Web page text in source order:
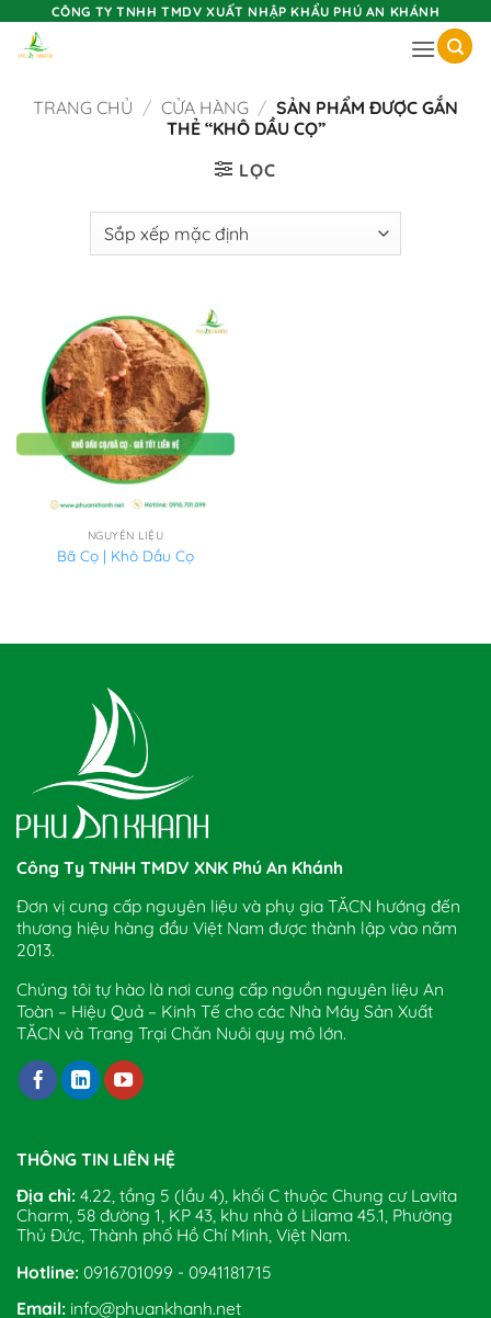
CÔNG TY TNHH TMDV XUẤT NHẬP KHẨU PHÚ AN KHÁNH
TRANG CHỦ / CỬA HÀNG / SẢN PHẨM ĐƯỢC GẮN
THẺ “KHÔ DẦU CỌ”
LỌC
NGUYÊN LIỆU
Bã Cọ | Khô Dầu Cọ
Công Ty TNHH TMDV XNK Phú An Khánh
Đơn vị cung cấp nguyên liệu và phụ gia TĂCN hướng đến
thương hiệu hàng đầu Việt Nam được thành lập vào năm
2013.
Chúng tôi tự hào là nơi cung cấp nguồn nguyên liệu An
Toàn – Hiệu Quả – Kinh Tế cho các Nhà Máy Sản Xuất
TĂCN và Trang Trại Chăn Nuôi quy mô lớn.
THÔNG TIN LIÊN HỆ
Địa chỉ: 4.22, tầng 5 (lầu 4), khối C thuộc Chung cư Lavita
Charm, 58 đường 1, KP 43, khu nhà ở Lilama 45.1, Phường
Thủ Đức, Thành phố Hồ Chí Minh, Việt Nam.
Hotline: 0916701099 - 0941181715
Email: info@phuankhanh.net